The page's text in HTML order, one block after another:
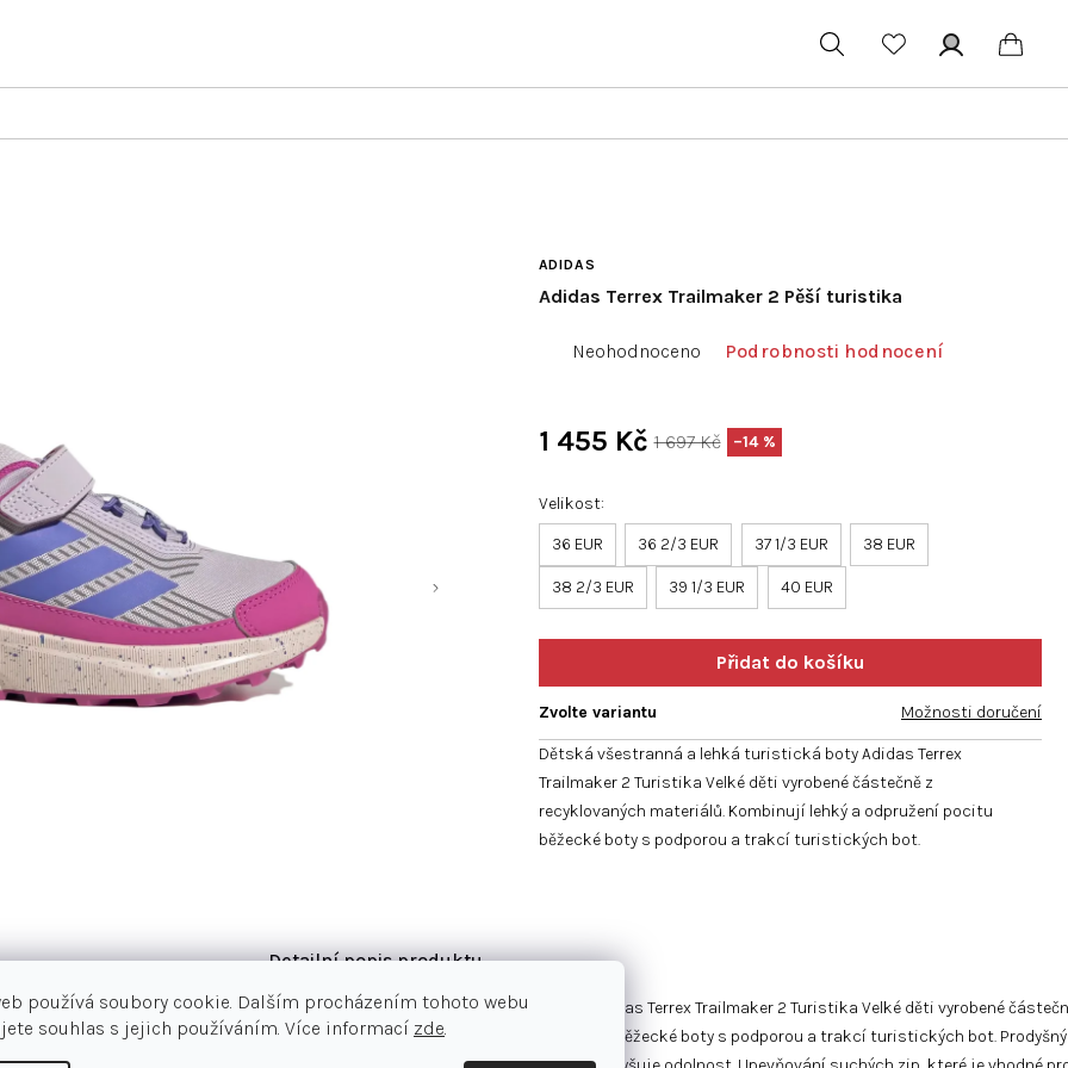
používá soubory cookie. Dalším procházením tohoto webu
souhlas s jejich používáním. Více informací zde
košík
ADIDAS
Adidas Terrex Trailmaker 2 Pěší turistika
hodnocení
0,0
5
hvězdiček.
Neohodnoceno Podrobnosti hodnocení
Dětská všestranná a lehká turistická boty Adidas Terrex
Trailmaker 2 Turistika Velké děti vyrobené částečně z
recyklovaných materiálů. Kombinují lehký a odpružení pocitu
běžecké boty s podporou a trakcí turistických bot.
Velikost
36 EUR
36 2/3 EUR 37 1/3 EUR 38 EUR
38 2/3 EUR 39 1/3 EUR 40 EUR
1 697 Kč –14 %
1 455 Kč
Zvolte variantu Možnosti doručení
Detailní popis produktu
Dětská všestranná a lehká turistická boty Adidas Terrex Trailmaker 2 Turistika Velké děti vyrobené
materiálů. Kombinují lehký a odpružení pocitu běžecké boty s podporou a trakcí turistických bot.